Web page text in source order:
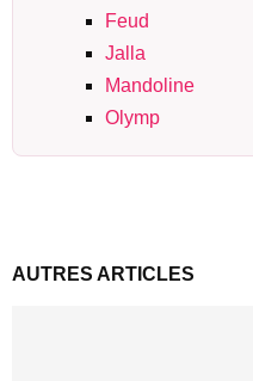
Feud
Jalla
Mandoline
Olymp
AUTRES ARTICLES